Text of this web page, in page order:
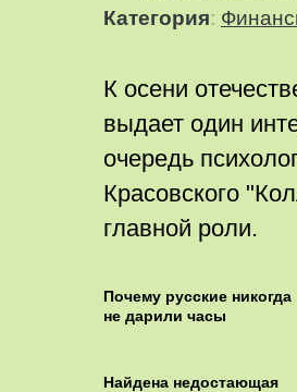
Категория:
К осени
выдает один
очередь
Красовского
главной роли.
Почему русские никогда
не дарили часы
Найдена недостающая